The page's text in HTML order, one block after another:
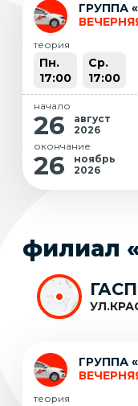
ГРУППА
теория
Пн.
17:00
Ср.
17:00
начало
26
август
2026
окончание
26
ноябрь
2026
филиал
ГРУППА
теория